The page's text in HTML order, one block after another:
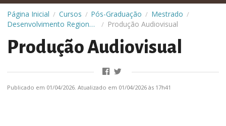
Página Inicial / Cursos / Pós-Graduação / Mestrado /
Desenvolvimento Regional Sustentável / Produção Audiovisual
Produção Audiovisual
Publicado em 01/04/2026. Atualizado em 01/04/2026 às 17h41